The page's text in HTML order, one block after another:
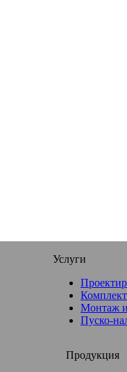
Услуги
Монтаж
Пуско-
Продукция